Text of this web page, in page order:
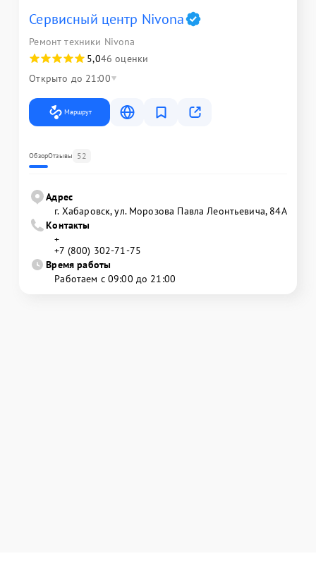
Сервисный центр Nivona
Ремонт техники Nivona
5,046 оценки
Открыто до 21:00
Маршрут
ОбзорОтзывы 52
Адрес
г. Хабаровск, ул. Морозова Павла Леонтьевича, 84А
Контакты
+
+7 (800) 302-71-75
Время работы
Работаем с 09:00 до 21:00